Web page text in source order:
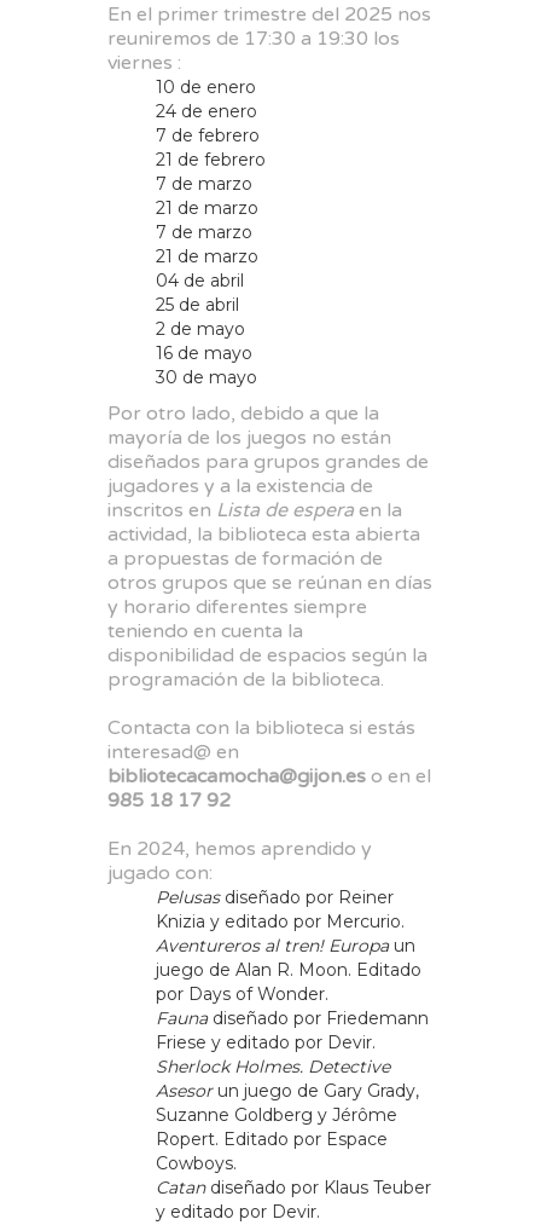
En el primer trimestre del 2025 nos
reuniremos de 17:30 a 19:30 los
viernes :
10 de enero
24 de enero
7 de febrero
21 de febrero
7 de marzo
21 de marzo
7 de marzo
21 de marzo
04 de abril
25 de abril
2 de mayo
16 de mayo
30 de mayo
Por otro lado, debido a que la
mayoría de los juegos no están
diseñados para grupos grandes de
jugadores y a la existencia de
inscritos en Lista de espera en la
actividad, la biblioteca esta abierta
a propuestas de formación de
otros grupos que se reúnan en días
y horario diferentes siempre
teniendo en cuenta la
disponibilidad de espacios según la
programación de la biblioteca.
Contacta con la biblioteca si estás
interesad@ en
bibliotecacamocha@gijon.es o en el
985 18 17 92
En 2024, hemos aprendido y
jugado con:
Pelusasdiseñado por Reiner
Knizia y editado por Mercurio.
Aventureros al tren! Europaun
juego de Alan R. Moon. Editado
por Days of Wonder.
Faunadiseñado por Friedemann
Friese y editado por Devir.
Sherlock Holmes. Detective
Asesorun juego de Gary Grady,
Suzanne Goldberg y Jérôme
Ropert. Editado por Espace
Cowboys.
Catandiseñado por Klaus Teuber
y editado por Devir.